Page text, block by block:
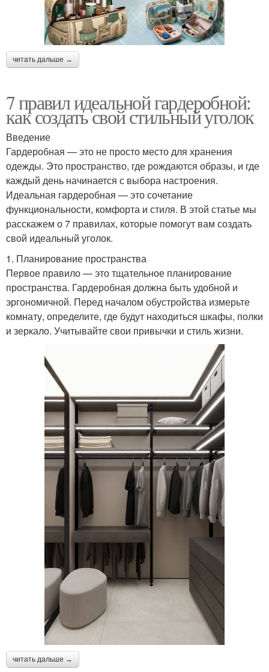
читать дальше →
7 правил идеальной гардеробной:
как создать свой стильный уголок
Введение
Гардеробная — это не просто место для хранения
одежды. Это пространство, где рождаются образы, и где
каждый день начинается с выбора настроения.
Идеальная гардеробная — это сочетание
функциональности, комфорта и стиля. В этой статье мы
расскажем о 7 правилах, которые помогут вам создать
свой идеальный уголок.
1. Планирование пространства
Первое правило — это тщательное планирование
пространства. Гардеробная должна быть удобной и
эргономичной. Перед началом обустройства измерьте
комнату, определите, где будут находиться шкафы, полки
и зеркало. Учитывайте свои привычки и стиль жизни.
читать дальше →